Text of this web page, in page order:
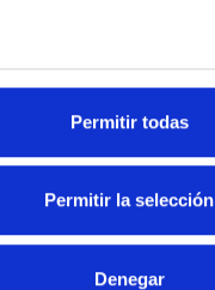
Permitir todas
Permitir la selección
Denegar